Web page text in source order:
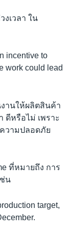
งเวลา ใน
incentive to
work could lead
งานให้ผลิตสินค้า
ดีหรือไม่ เพราะ
วามปลอดภัย
ที่หมายถึง การ
น
target,